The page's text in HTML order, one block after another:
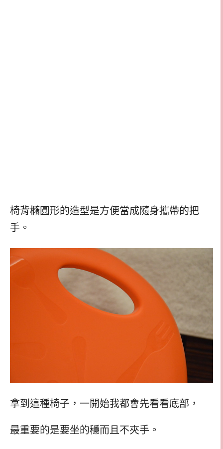
椅背橢圓形的造型是方便當成隨身攜帶的把
手。
拿到這種椅子，一開始我都會先看看底部，
最重要的是要坐的穩而且不夾手。